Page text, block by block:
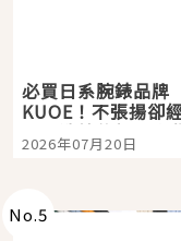
必買日系腕錶品牌
KUOE！不張揚卻
時間洗鍊的經典之
選
2026年07月20日
No.5